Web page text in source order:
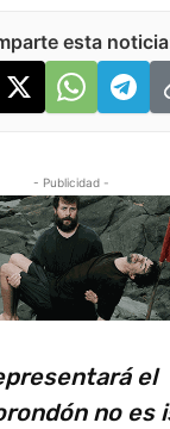
esta
- Publicidad -
el
no es